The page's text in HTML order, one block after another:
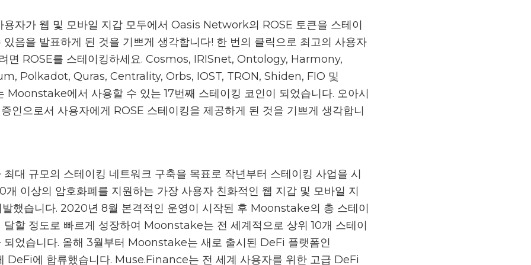
자가 웹 및 모바일 지갑 모두에서 Oasis Network의 ROSE 토큰을 스테이
음을 발표하게 된 것을 기쁘게 생각합니다! 한 번의 클릭으로 최고의 사용자
면 ROSE를 스테이킹하세요. Cosmos, IRISnet, Ontology, Harmony,
Polkadot, Quras, Centrality, Orbs, IOST, TRON, Shiden, FIO 및
Moonstake에서 사용할 수 있는 17번째 스테이킹 코인이 되었습니다. 오아시
인으로서 사용자에게 ROSE 스테이킹을 제공하게 된 것을 기쁘게 생각합니
대 규모의 스테이킹 네트워크 구축을 목표로 작년부터 스테이킹 사업을 시
이상의 암호화폐를 지원하는 가장 사용자 친화적인 웹 지갑 및 모바일 지
했습니다. 2020년 8월 본격적인 운영이 시작된 후 Moonstake의 총 스테이
달할 정도로 빠르게 성장하여 Moonstake는 전 세계적으로 상위 10개 스테이
되었습니다. 올해 3월부터 Moonstake는 새로 출시된 DeFi 플랫폼인
DeFi에 합류했습니다. Muse.Finance는 전 세계 사용자를 위한 고급 DeFi